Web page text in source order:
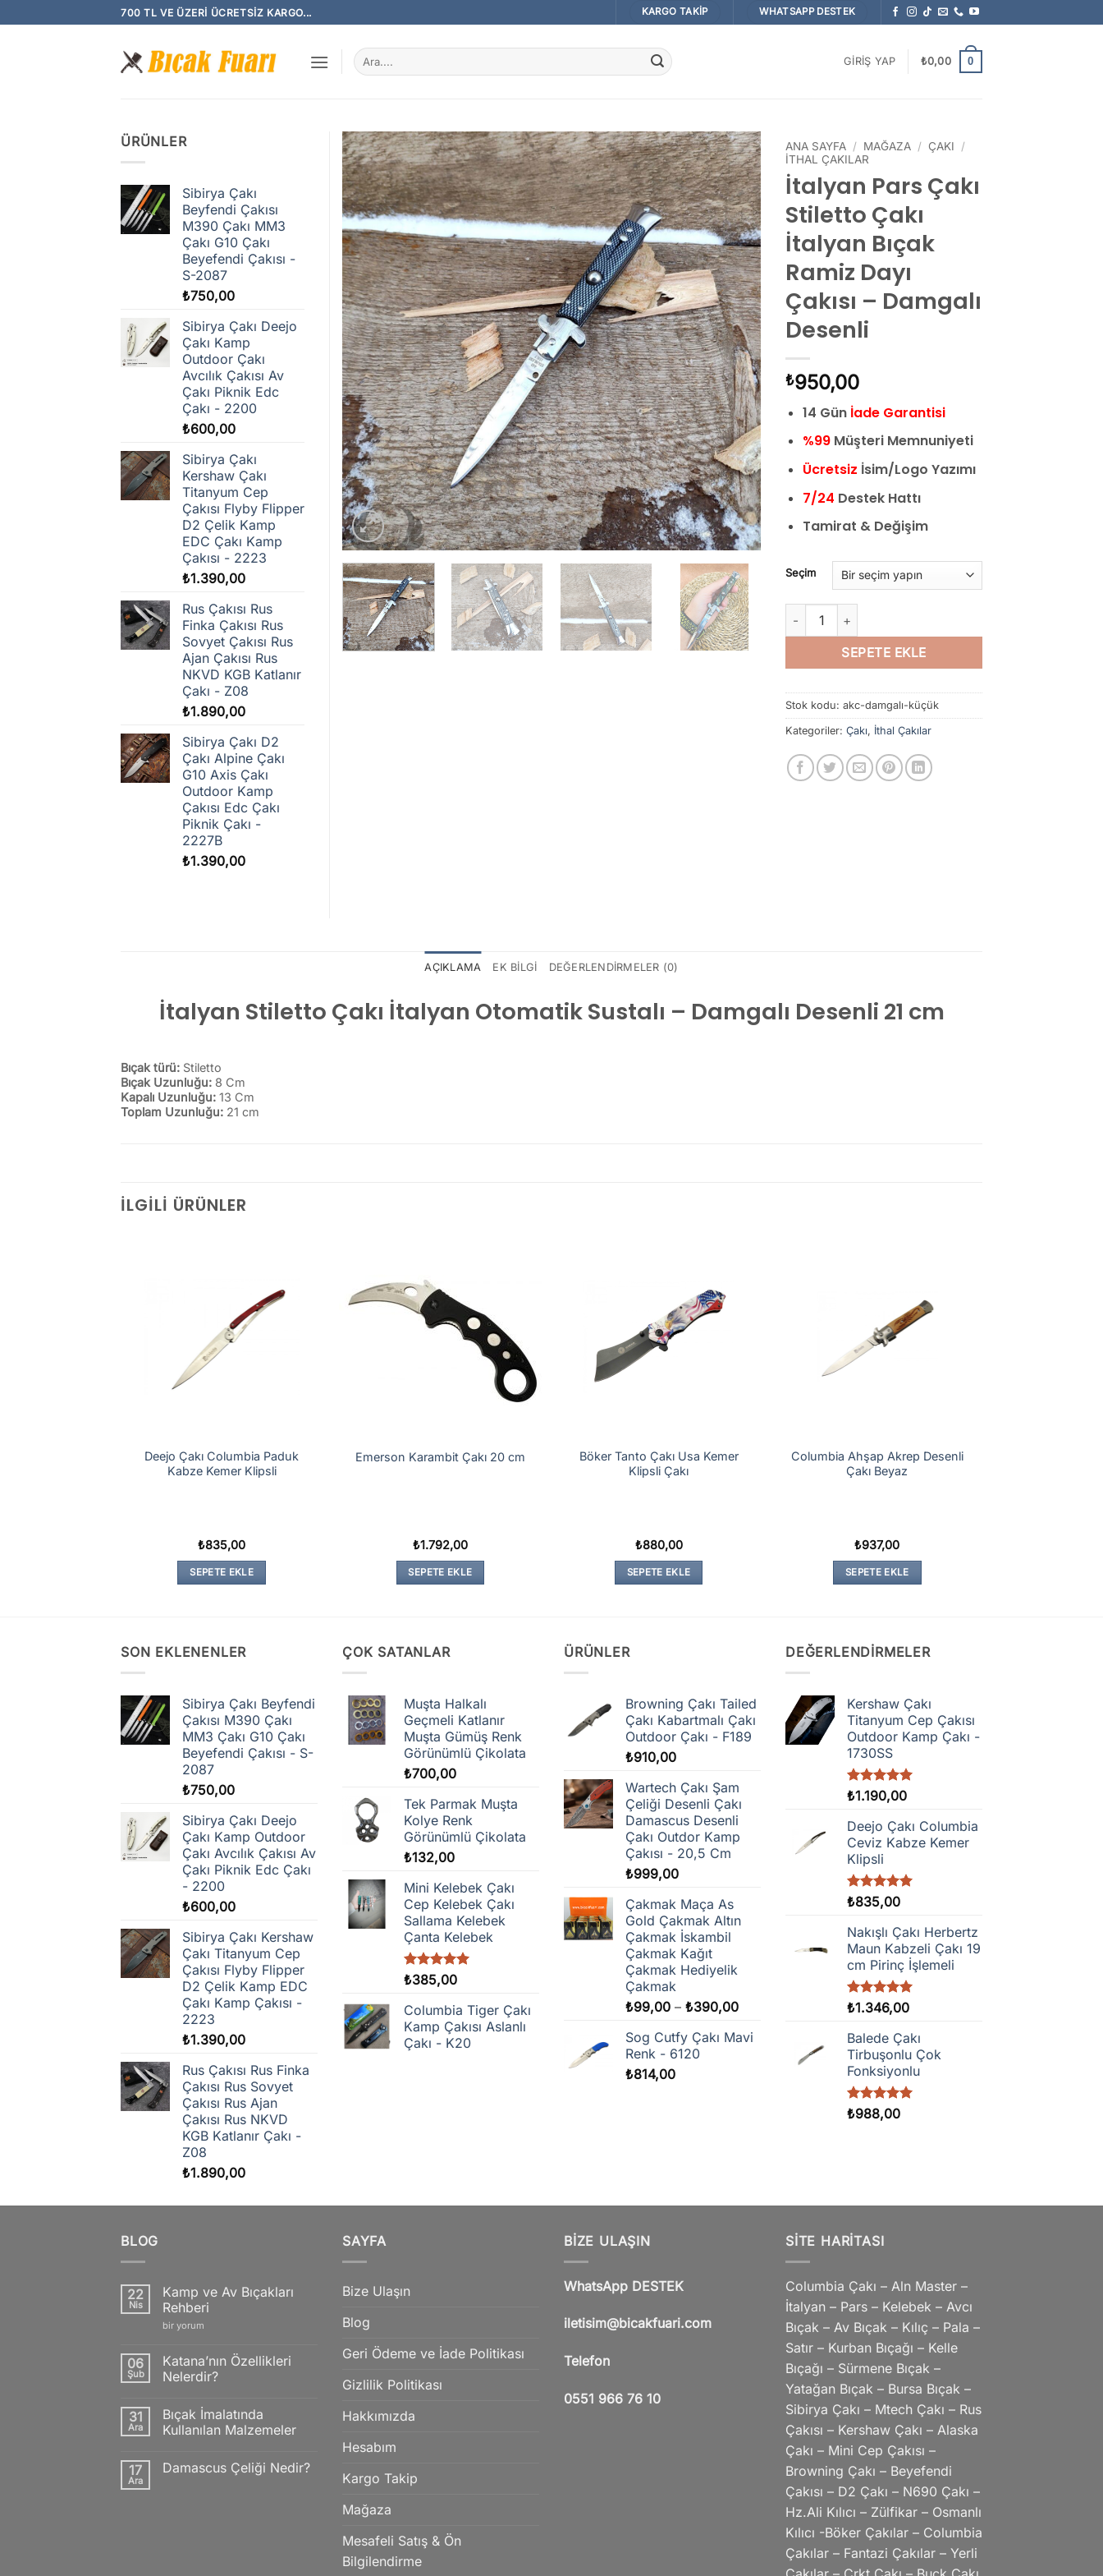
atla
700 TL VE ÜZERI ÜCRETSIZ KARGO... KARGO TAKIP WHATSAPP DESTEK
Ara:
GIRIŞ YAP ₺0,00 0
ANA SAYFA / MAĞAZA / ÇAKI
/
İTHAL ÇAKILAR
İtalyan Pars Çakı
Stiletto Çakı
İtalyan Bıçak
Ramiz Dayı
Çakısı – Damgalı
Desenli
₺950,00
14 Gün İade Garantisi
%99Müşteri Memnuniyeti
Ücretsiz İsim/Logo Yazımı
7/24 Destek Hattı
Tamirat & Değişim
Seçim
İtalyan Pars Çakı Stiletto Çakı İtalyan Bıçak Ramiz Dayı
SEPETE EKLE
Stok kodu: akc-damgalı-küçük
Kategoriler: Çakı, İthal Çakılar
ÜRÜNLER
Sibirya Çakı
Beyfendi Çakısı
M390 Çakı MM3
Çakı G10 Çakı
Beyefendi Çakısı -
S-2087
₺750,00
Sibirya Çakı Deejo
Çakı Kamp
Outdoor Çakı
Avcılık Çakısı Av
Çakı Piknik Edc
Çakı - 2200
₺600,00
Sibirya Çakı
Kershaw Çakı
Titanyum Cep
Çakısı Flyby Flipper
D2 Çelik Kamp
EDC Çakı Kamp
Çakısı - 2223
₺1.390,00
Rus Çakısı Rus
Finka Çakısı Rus
Sovyet Çakısı Rus
Ajan Çakısı Rus
NKVD KGB Katlanır
Çakı - Z08
₺1.890,00
Sibirya Çakı D2
Çakı Alpine Çakı
G10 Axis Çakı
Outdoor Kamp
Çakısı Edc Çakı
Piknik Çakı -
2227B
₺1.390,00
AÇIKLAMA EK BILGI DEĞERLENDIRMELER (0)
İtalyan Stiletto Çakı İtalyan Otomatik Sustalı – Damgalı Desenli 21 cm
Bıçak türü: Stiletto
Bıçak Uzunluğu: 8 Cm
Kapalı Uzunluğu: 13 Cm
Toplam Uzunluğu: 21 cm
İLGILI ÜRÜNLER
Deejo Çakı Columbia Paduk
Kabze Kemer Klipsli
₺835,00
SEPETE EKLE
Emerson Karambit Çakı 20 cm
₺1.792,00
SEPETE EKLE
Böker Tanto Çakı Usa Kemer
Klipsli Çakı
₺880,00
SEPETE EKLE
Columbia Ahşap Akrep Desenli
Çakı Beyaz
₺937,00
SEPETE EKLE
SON EKLENENLER
Sibirya Çakı Beyfendi
Çakısı M390 Çakı
MM3 Çakı G10 Çakı
Beyefendi Çakısı - S-
2087
₺750,00
Sibirya Çakı Deejo
Çakı Kamp Outdoor
Çakı Avcılık Çakısı Av
Çakı Piknik Edc Çakı
- 2200
₺600,00
Sibirya Çakı Kershaw
Çakı Titanyum Cep
Çakısı Flyby Flipper
D2 Çelik Kamp EDC
Çakı Kamp Çakısı -
2223
₺1.390,00
Rus Çakısı Rus Finka
Çakısı Rus Sovyet
Çakısı Rus Ajan
Çakısı Rus NKVD
KGB Katlanır Çakı -
Z08
₺1.890,00
ÇOK SATANLAR
Muşta Halkalı
Geçmeli Katlanır
Muşta Gümüş Renk
Görünümlü Çikolata
₺700,00
Tek Parmak Muşta
Kolye Renk
Görünümlü Çikolata
₺132,00
Mini Kelebek Çakı
Cep Kelebek Çakı
Sallama Kelebek
Çanta Kelebek
5 üzerinden
oy
aldı
₺385,00
Columbia Tiger Çakı
Kamp Çakısı Aslanlı
Çakı - K20
ÜRÜNLER
Browning Çakı Tailed
Çakı Kabartmalı Çakı
Outdoor Çakı - F189
₺910,00
Wartech Çakı Şam
Çeliği Desenli Çakı
Damascus Desenli
Çakı Outdor Kamp
Çakısı - 20,5 Cm
₺999,00
Çakmak Maça As
Gold Çakmak Altın
Çakmak İskambil
Çakmak Kağıt
Çakmak Hediyelik
Çakmak
₺99,00 – ₺390,00Fiyat
₺99,00
Sog Cutfy Çakı Mavi
Renk - 6120
₺814,00
DEĞERLENDIRMELER
Kershaw Çakı
Titanyum Cep Çakısı
Outdoor Kamp Çakı -
1730SS
5 üzerinden
oy
aldı
₺1.190,00
Deejo Çakı Columbia
Ceviz Kabze Kemer
Klipsli
5 üzerinden
oy
aldı
₺835,00
Nakışlı Çakı Herbertz
Maun Kabzeli Çakı 19
cm Pirinç İşlemeli
5 üzerinden
aldı
₺1.346,00
Balede Çakı
Tirbuşonlu Çok
Fonksiyonlu
5 üzerinden
oy
₺988,00
BLOG
22
Nis
Kamp ve Av Bıçakları
Rehberi
Kamp
Bıçakları
Rehberi
için
bir yorum
06
Şub
Katana’nın Özellikleri
Nelerdir?
Katana’nın
Özellikleri
Nelerdir?
31
Ara
Bıçak İmalatında
Kullanılan Malzemeler
Bıçak
17
Ara
Damascus Çeliği Nedir?
SAYFA
Bize Ulaşın
Blog
Geri Ödeme ve İade Politikası
Gizlilik Politikası
Hakkımızda
Hesabım
Kargo Takip
Mağaza
Mesafeli Satış & Ön
Bilgilendirme
BIZE ULAŞIN
WhatsApp DESTEK
iletisim@bicakfuari.com
Telefon
0551 966 76 10
SITE HARITASI
Columbia Çakı – Aln Master –
İtalyan – Pars – Kelebek – Avcı
Bıçak – Av Bıçak – Kılıç – Pala –
Satır – Kurban Bıçağı – Kelle
Bıçağı – Sürmene Bıçak –
Yatağan Bıçak – Bursa Bıçak –
Sibirya Çakı – Mtech Çakı – Rus
Çakısı – Kershaw Çakı – Alaska
Çakı – Mini Cep Çakısı –
Browning Çakı – Beyefendi
Çakısı – D2 Çakı – N690 Çakı –
Hz.Ali Kılıcı – Zülfikar – Osmanlı
Kılıcı -Böker Çakılar – Columbia
Çakılar – Fantazi Çakılar – Yerli